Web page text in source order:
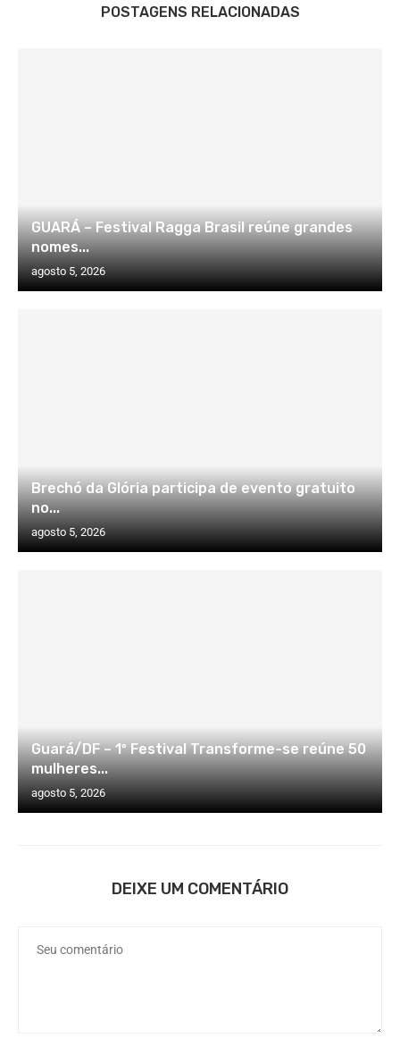
POSTAGENS RELACIONADAS
GUARÁ – Festival Ragga Brasil reúne grandes
nomes...
agosto 5, 2026
Brechó da Glória participa de evento gratuito
no...
agosto 5, 2026
Guará/DF – 1º Festival Transforme-se reúne 50
mulheres...
agosto 5, 2026
DEIXE UM COMENTÁRIO